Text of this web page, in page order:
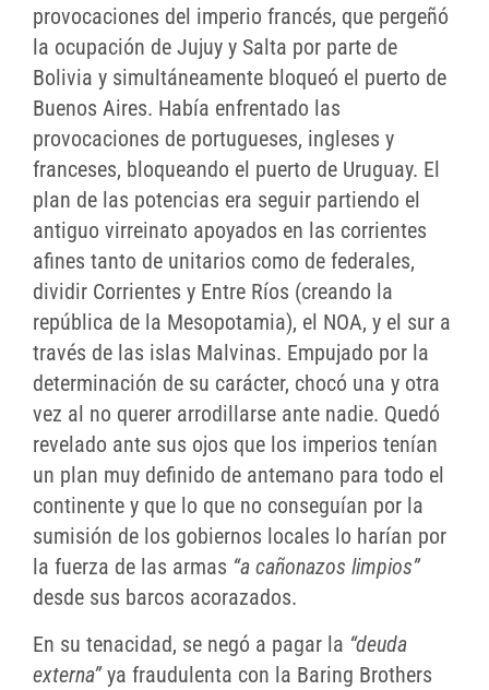
provocaciones del imperio francés, que pergeñó
la ocupación de Jujuy y Salta por parte de
Bolivia y simultáneamente bloqueó el puerto de
Buenos Aires. Había enfrentado las
provocaciones de portugueses, ingleses y
franceses, bloqueando el puerto de Uruguay. El
plan de las potencias era seguir partiendo el
antiguo virreinato apoyados en las corrientes
afines tanto de unitarios como de federales,
dividir Corrientes y Entre Ríos (creando la
república de la Mesopotamia), el NOA, y el sur a
través de las islas Malvinas. Empujado por la
determinación de su carácter, chocó una y otra
vez al no querer arrodillarse ante nadie. Quedó
revelado ante sus ojos que los imperios tenían
un plan muy definido de antemano para todo el
continente y que lo que no conseguían por la
sumisión de los gobiernos locales lo harían por
la fuerza de las armas “a cañonazos limpios”
desde sus barcos acorazados.
En su tenacidad, se negó a pagar la “deuda
externa”ya fraudulenta con la Baring Brothers